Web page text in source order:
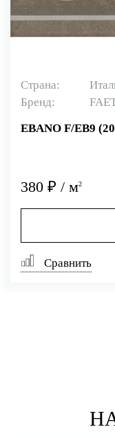
Страна:
Бренд:
EBANO F/EB9
380 ₽ / м2
Сравнить